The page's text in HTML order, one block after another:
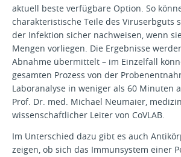
aktuell beste verfügbare Option. So
charakteristische Teile des Viruserbguts
der Infektion sicher nachweisen, wenn
Mengen vorliegen. Die Ergebnisse
Abnahme übermittelt – im Einzelfall
gesamten Prozess von der
Laboranalyse in weniger als 60 Minuten
Prof. Dr. med. Michael Neumaier,
wissenschaftlicher Leiter von CoVLAB.
Im Unterschied dazu gibt es auch
zeigen, ob sich das Immunsystem einer